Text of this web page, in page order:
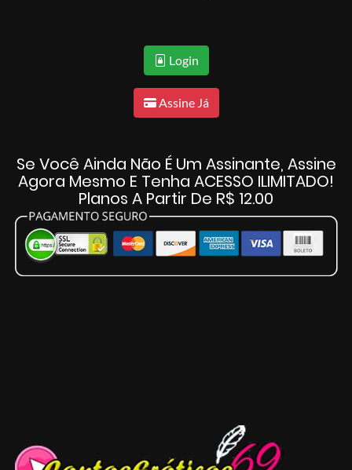
Login
Assine Já
Se Você Ainda Não É Um Assinante, Assine
Agora Mesmo E Tenha ACESSO ILIMITADO!
Planos A Partir De R$ 12.00